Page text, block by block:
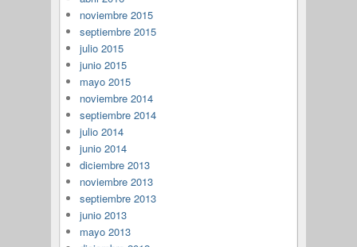
noviembre 2015
septiembre 2015
julio 2015
junio 2015
mayo 2015
noviembre 2014
septiembre 2014
julio 2014
junio 2014
diciembre 2013
noviembre 2013
septiembre 2013
junio 2013
mayo 2013